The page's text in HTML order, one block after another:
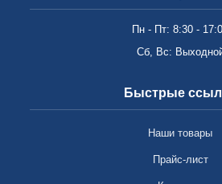
Пн - Пт: 8:30 -
Сб, Вс:
Быстрые
Наши товары
Прайс-лист